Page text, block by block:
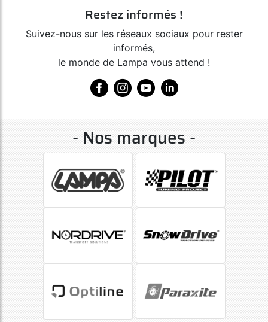
Restez informés !
Suivez-nous sur les réseaux sociaux pour rester
informés,
le monde de Lampa vous attend !
- Nos marques -